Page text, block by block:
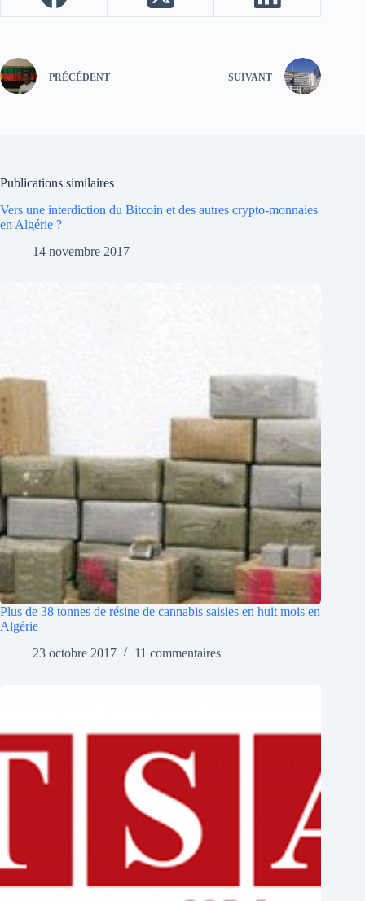
PRÉCÉDENT SUIVANT
Publications similaires
Vers une interdiction du Bitcoin et des autres crypto-monnaies
en Algérie ?
14 novembre 2017
Plus de 38 tonnes de résine de cannabis saisies en huit mois en
Algérie
23 octobre 2017
11 commentaires